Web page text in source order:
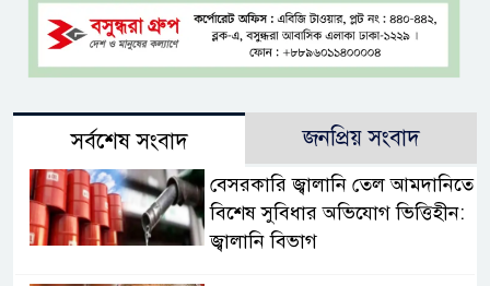
সর্বশেষ সংবাদ জনপ্রিয় সংবাদ
বেসরকারি জ্বালানি তেল আমদানিতে
বিশেষ সুবিধার অভিযোগ ভিত্তিহীন:
জ্বালানি বিভাগ